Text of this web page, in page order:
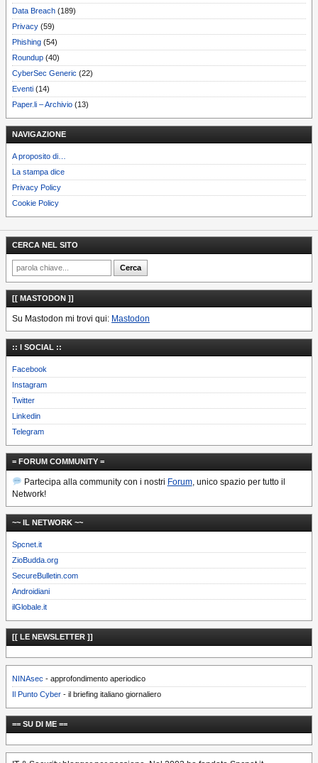
Data Breach (189)
Privacy (59)
Phishing (54)
Roundup (40)
CyberSec Generic (22)
Eventi (14)
Paper.li – Archivio (13)
NAVIGAZIONE
A proposito di…
La stampa dice
Privacy Policy
Cookie Policy
CERCA NEL SITO
[[ MASTODON ]]
Su Mastodon mi trovi qui: Mastodon
:: I SOCIAL ::
Facebook
Instagram
Twitter
Linkedin
Telegram
= FORUM COMMUNITY =
Partecipa alla community con i nostri Forum, unico spazio per tutto il
Network!
~~ IL NETWORK ~~
Spcnet.it
ZioBudda.org
SecureBulletin.com
Androidiani
ilGlobale.it
[[ LE NEWSLETTER ]]
NINAsec - approfondimento aperiodico
Il Punto Cyber - il briefing italiano giornaliero
== SU DI ME ==